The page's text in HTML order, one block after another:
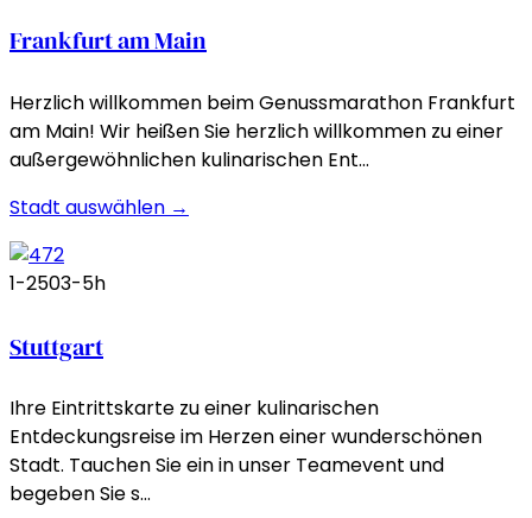
Frankfurt am Main
Herzlich willkommen beim Genussmarathon Frankfurt
am Main! Wir heißen Sie herzlich willkommen zu einer
außergewöhnlichen kulinarischen Ent…
Stadt auswählen →
1-2503-5h
Stuttgart
Ihre Eintrittskarte zu einer kulinarischen
Entdeckungsreise im Herzen einer wunderschönen
Stadt. Tauchen Sie ein in unser Teamevent und
begeben Sie s…